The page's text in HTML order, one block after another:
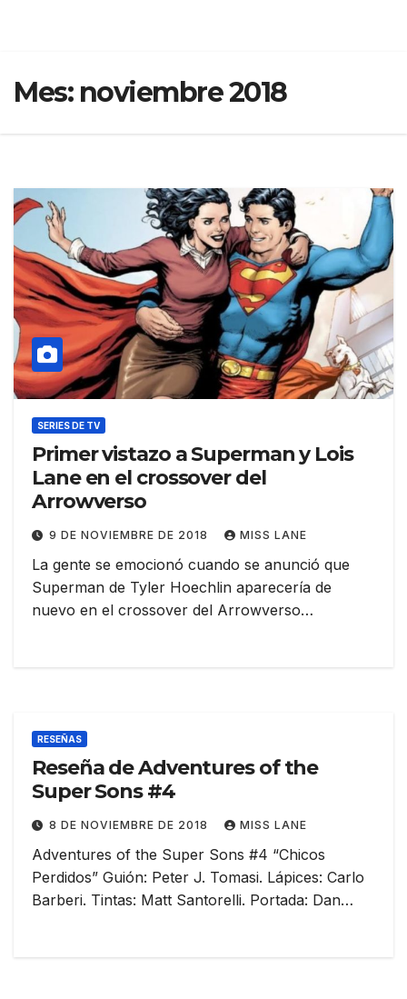
Mes: noviembre 2018
SERIES DE TV
Primer vistazo a Superman y Lois
Lane en el crossover del
Arrowverso
9 DE NOVIEMBRE DE 2018 MISS LANE
La gente se emocionó cuando se anunció que
Superman de Tyler Hoechlin aparecería de
nuevo en el crossover del Arrowverso…
RESEÑAS
Reseña de Adventures of the
Super Sons #4
8 DE NOVIEMBRE DE 2018 MISS LANE
Adventures of the Super Sons #4 “Chicos
Perdidos” Guión: Peter J. Tomasi. Lápices: Carlo
Barberi. Tintas: Matt Santorelli. Portada: Dan…